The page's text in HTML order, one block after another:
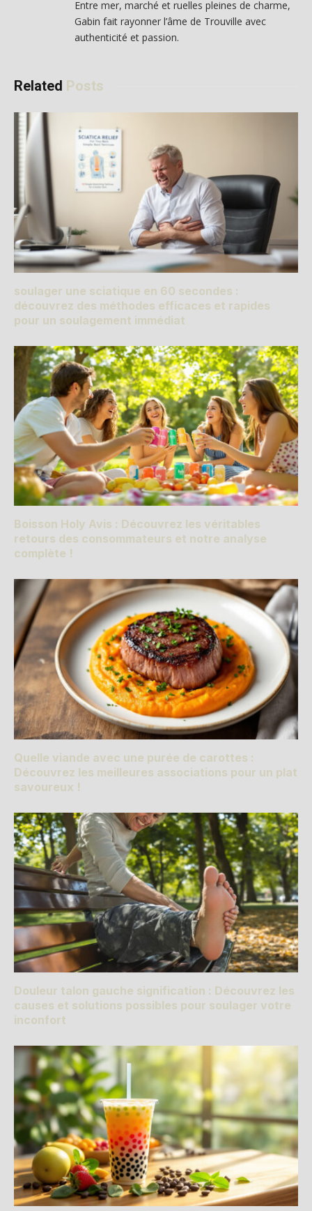
Entre mer, marché et ruelles pleines de charme,
Gabin fait rayonner l’âme de Trouville avec
authenticité et passion.
Related Posts
soulager une sciatique en 60 secondes :
découvrez des méthodes efficaces et rapides
pour un soulagement immédiat
Boisson Holy Avis : Découvrez les véritables
retours des consommateurs et notre analyse
complète !
Quelle viande avec une purée de carottes :
Découvrez les meilleures associations pour un plat
savoureux !
Douleur talon gauche signification : Découvrez les
causes et solutions possibles pour soulager votre
inconfort